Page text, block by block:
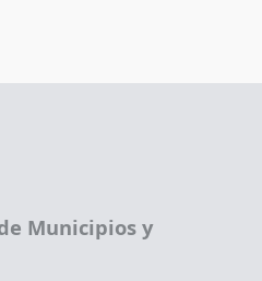
Municipios y